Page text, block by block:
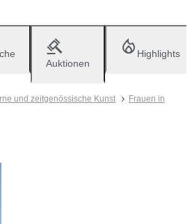
Auktionen
Highlights
und zeitgenössische Kunst
Frauen in